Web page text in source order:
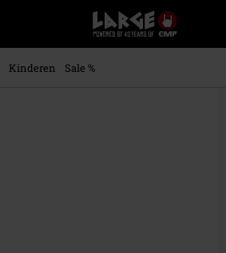
Large
–
Muziek-,
Kinderen
Sale %